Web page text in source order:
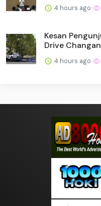
4 hours ago
Kesan
Drive
4 hours ago